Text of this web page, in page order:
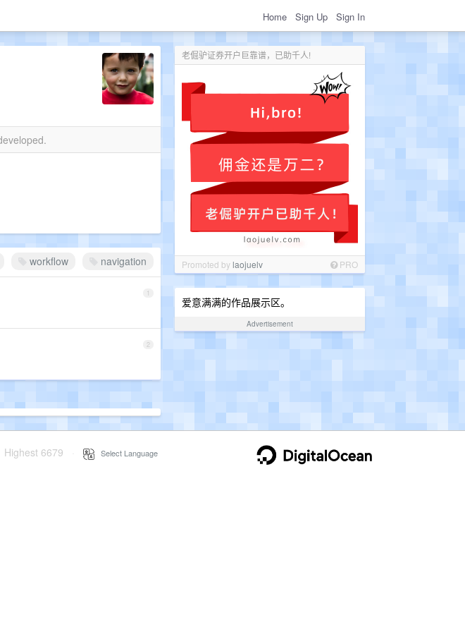
Home Sign Up Sign In
老倔驴证券开户巨靠谱，已助千人!
Promoted bylaojuelv PRO
爱意满满的作品展示区。
Advertisement
workflow navigation
1
2
Highest 6679 Select Language